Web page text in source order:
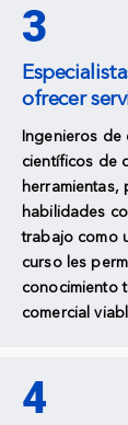
3
ofrecer
Ingenieros de
científicos de
herramientas,
habilidades
trabajo como
curso les
conocimiento
comercial
4